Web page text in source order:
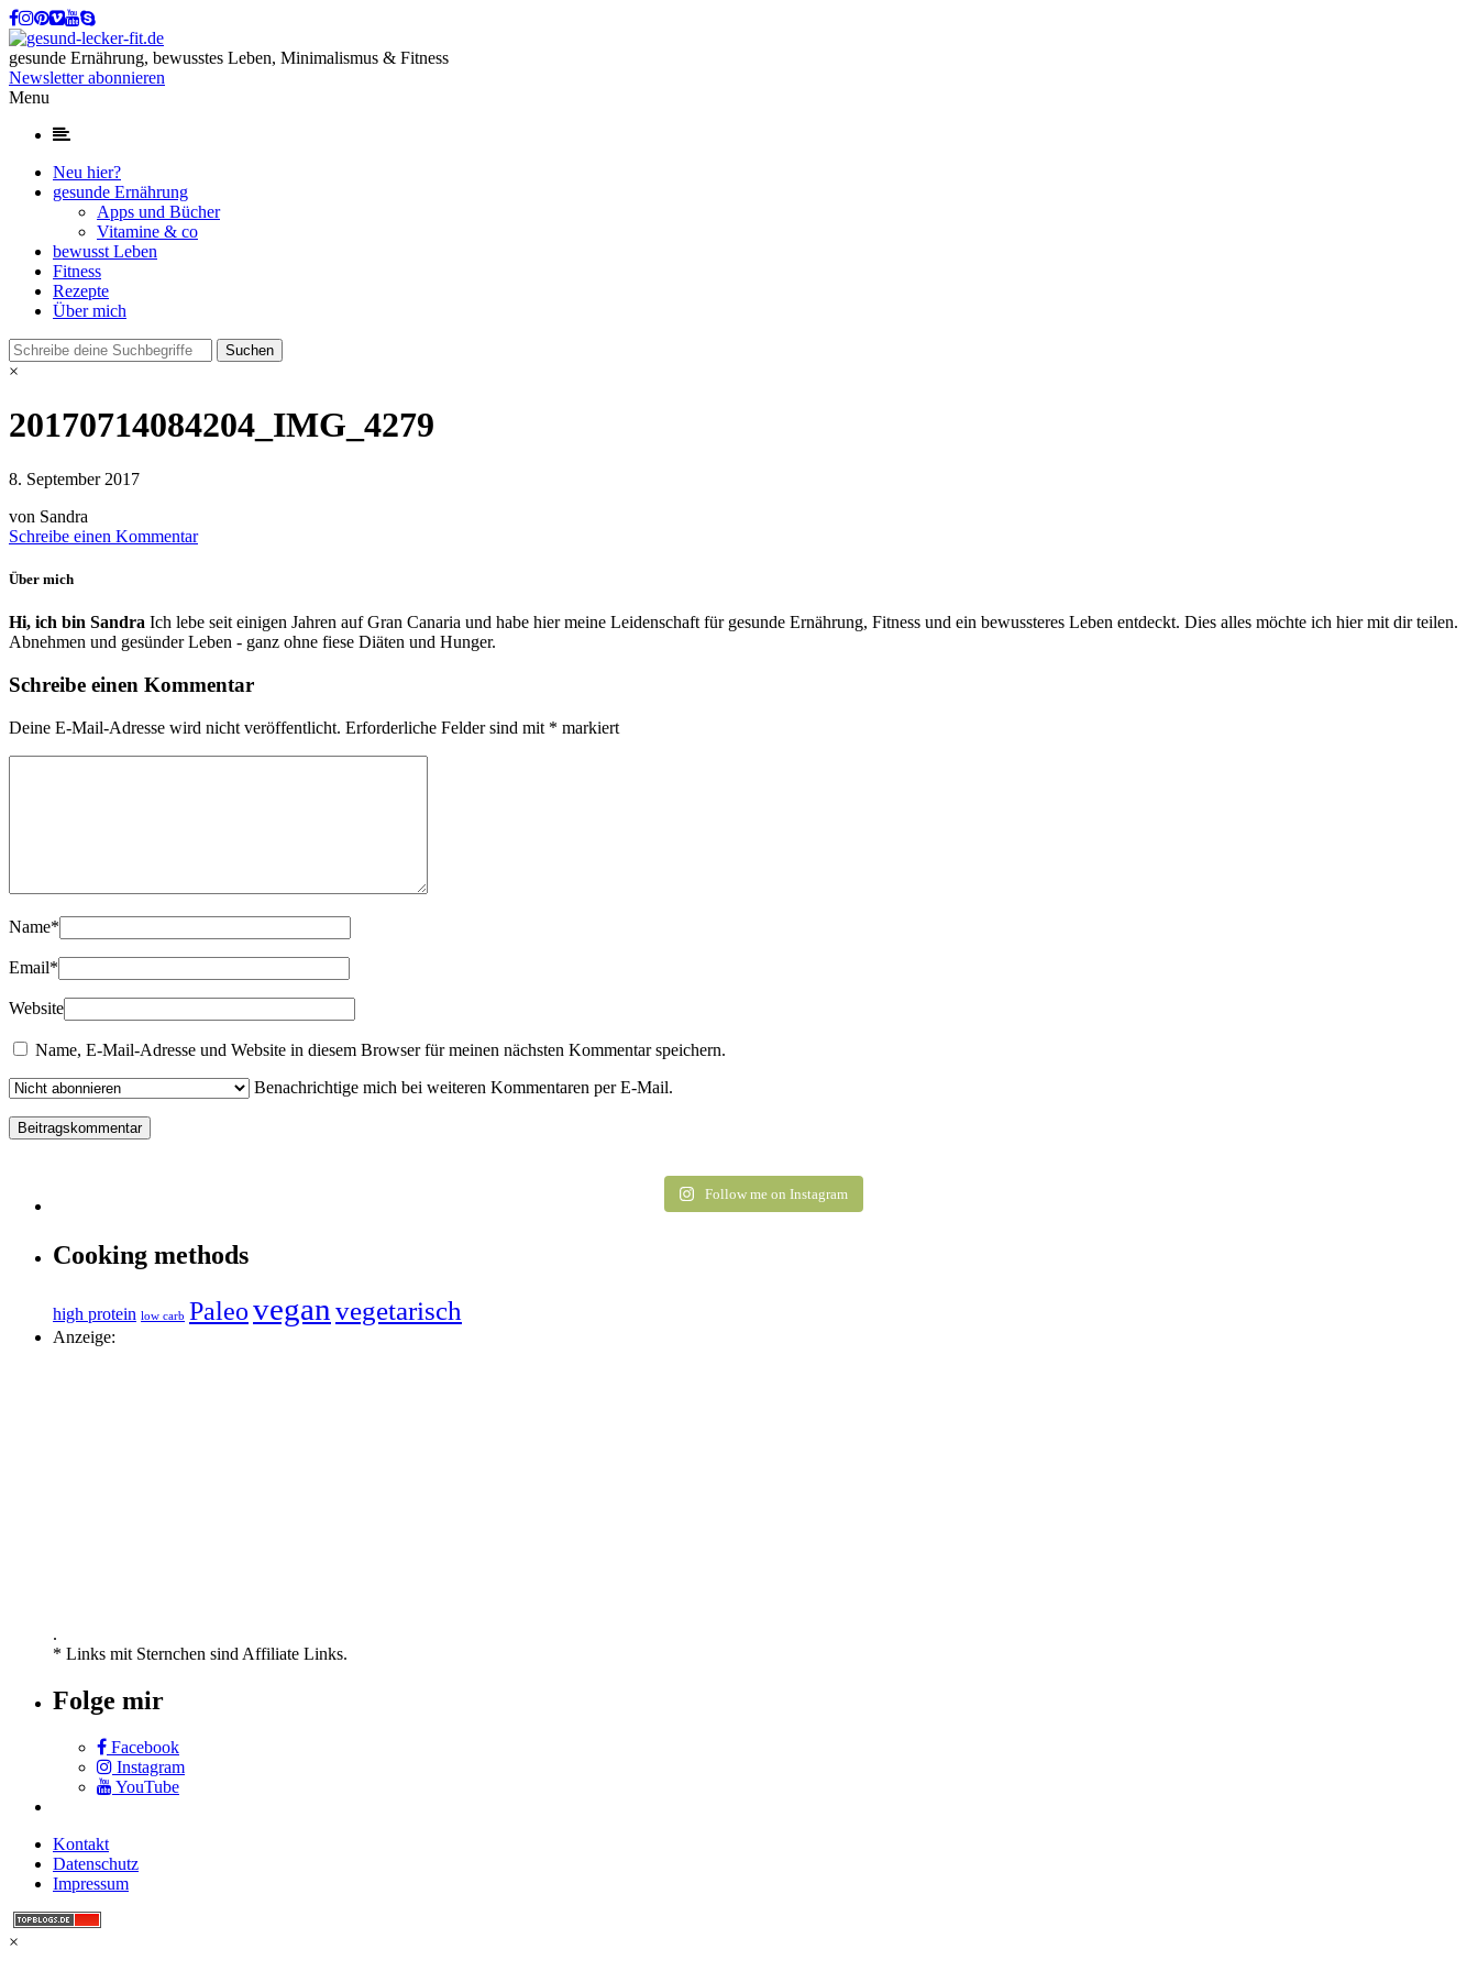
gesunde Ernährung, bewusstes Leben, Minimalismus & Fitness
Newsletter abonnieren
Menu
Neu hier?
gesunde Ernährung
Apps und Bücher
Vitamine & co
bewusst Leben
Fitness
Rezepte
Über mich
×
20170714084204_IMG_4279
8. September 2017
von Sandra
Schreibe einen Kommentar
Über mich
Hi, ich bin Sandra Ich lebe seit einigen Jahren auf Gran Canaria und habe hier meine Leidenschaft für gesunde Ernährung, Fitness und ein bewussteres Leben entdeckt. Dies alles möchte ich hier mit dir teilen.
Abnehmen und gesünder Leben - ganz ohne fiese Diäten und Hunger.
Schreibe einen Kommentar
Deine E-Mail-Adresse wird nicht veröffentlicht. Erforderliche Felder sind mit * markiert
Name*
Email*
Website
Name, E-Mail-Adresse und Website in diesem Browser für meinen nächsten Kommentar speichern.
Benachrichtige mich bei weiteren Kommentaren per E-Mail.
Follow me on Instagram
Cooking methods
high protein low carb Paleoveganvegetarisch
Anzeige:
.
* Links mit Sternchen sind Affiliate Links.
Folge mir
Facebook
Instagram
YouTube
Kontakt
Datenschutz
Impressum
×